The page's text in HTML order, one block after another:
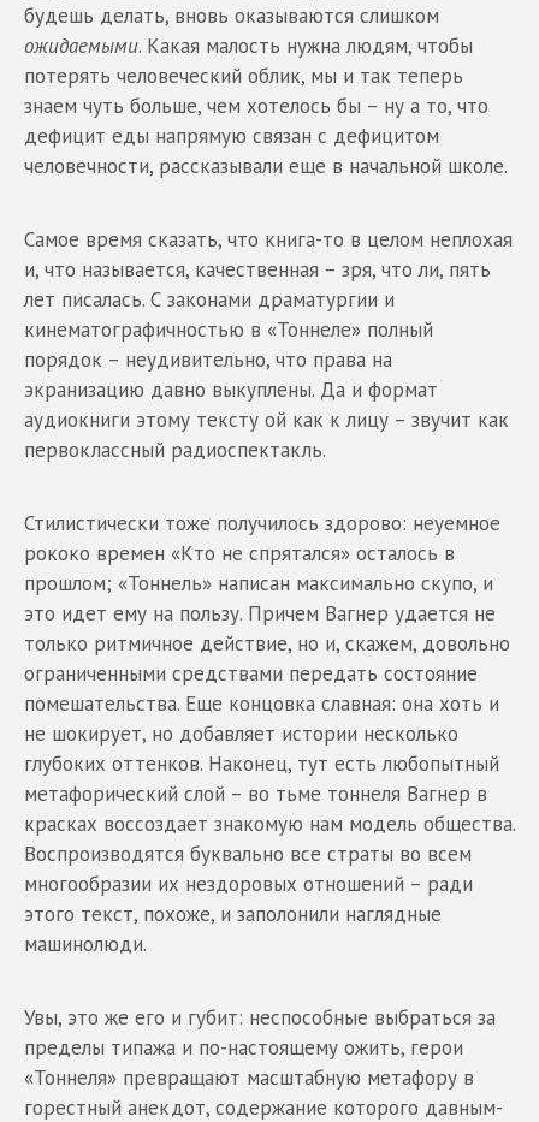
будешь делать, вновь оказываются слишком
ожидаемыми. Какая малость нужна людям, чтобы
потерять человеческий облик, мы и так теперь
знаем чуть больше, чем хотелось бы – ну а то, что
дефицит еды напрямую связан с дефицитом
человечности, рассказывали еще в начальной школе.
Самое время сказать, что книга-то в целом неплохая
и, что называется, качественная – зря, что ли, пять
лет писалась. С законами драматургии и
кинематографичностью в «Тоннеле» полный
порядок – неудивительно, что права на
экранизацию давно выкуплены. Да и формат
аудиокниги этому тексту ой как к лицу – звучит как
первоклассный радиоспектакль.
Стилистически тоже получилось здорово: неуемное
рококо времен «Кто не спрятался» осталось в
прошлом; «Тоннель» написан максимально скупо, и
это идет ему на пользу. Причем Вагнер удается не
только ритмичное действие, но и, скажем, довольно
ограниченными средствами передать состояние
помешательства. Еще концовка славная: она хоть и
не шокирует, но добавляет истории несколько
глубоких оттенков. Наконец, тут есть любопытный
метафорический слой – во тьме тоннеля Вагнер в
красках воссоздает знакомую нам модель общества.
Воспроизводятся буквально все страты во всем
многообразии их нездоровых отношений – ради
этого текст, похоже, и заполонили наглядные
машинолюди.
Увы, это же его и губит: неспособные выбраться за
пределы типажа и по-настоящему ожить, герои
«Тоннеля» превращают масштабную метафору в
горестный анекдот, содержание которого давным-